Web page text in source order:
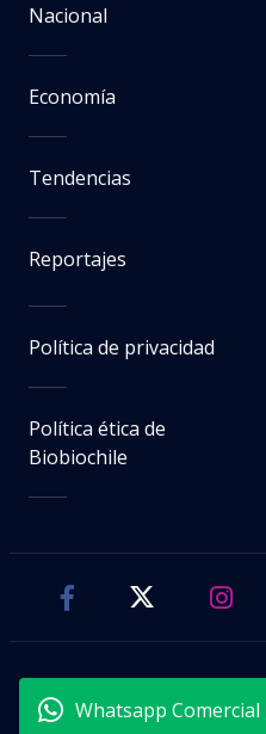
Nacional
Economía
Tendencias
Reportajes
Política de privacidad
Política ética de
Biobiochile
Whatsapp Comercial